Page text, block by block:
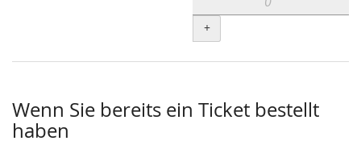
+
Wenn Sie bereits ein Ticket bestellt
haben